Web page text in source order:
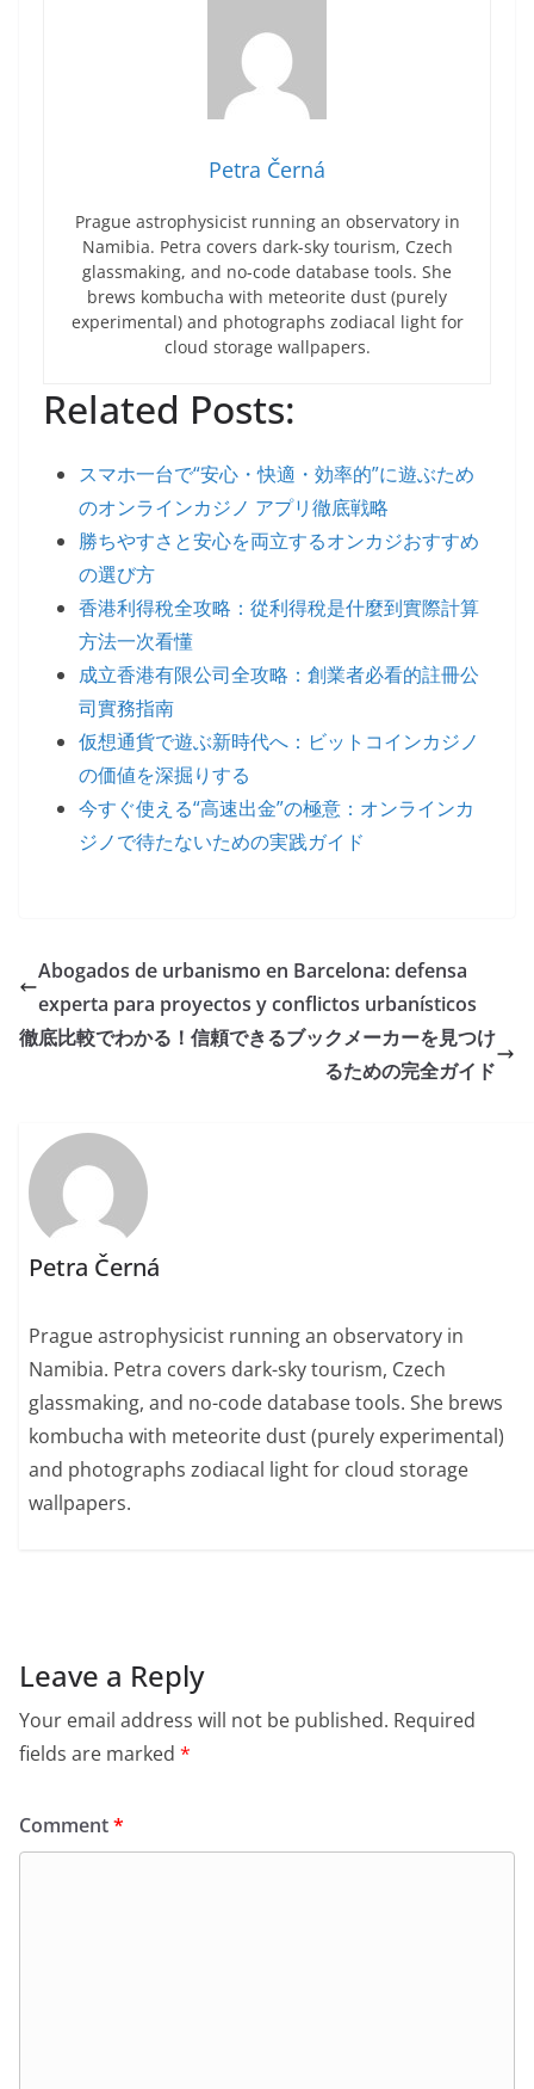
Petra Černá
Prague astrophysicist running an observatory in
Namibia. Petra covers dark-sky tourism, Czech
glassmaking, and no-code database tools. She
brews kombucha with meteorite dust (purely
experimental) and photographs zodiacal light for
cloud storage wallpapers.
Related Posts:
スマホ一台で“安心・快適・効率的”に遊ぶため
のオンラインカジノ アプリ徹底戦略
勝ちやすさと安心を両立するオンカジおすすめ
の選び方
香港利得稅全攻略：從利得稅是什麼到實際計算
方法一次看懂
成立香港有限公司全攻略：創業者必看的註冊公
司實務指南
仮想通貨で遊ぶ新時代へ：ビットコインカジノ
の価値を深掘りする
今すぐ使える“高速出金”の極意：オンラインカ
ジノで待たないための実践ガイド
Abogados de urbanismo en Barcelona: defensa
experta para proyectos y conflictos urbanísticos
徹底比較でわかる！信頼できるブックメーカーを見つけ
るための完全ガイド
Petra Černá
Prague astrophysicist running an observatory in
Namibia. Petra covers dark-sky tourism, Czech
glassmaking, and no-code database tools. She brews
kombucha with meteorite dust (purely experimental)
and photographs zodiacal light for cloud storage
wallpapers.
Leave a Reply
Your email address will not be published. Required
fields are marked *
Comment*